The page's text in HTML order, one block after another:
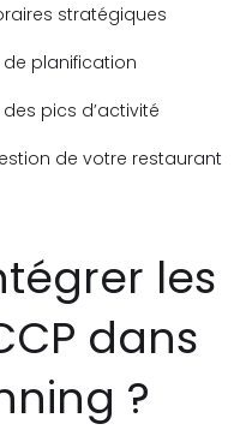
stratégiques
de planification
pics d’activité
de votre restaurant
les
dans
?